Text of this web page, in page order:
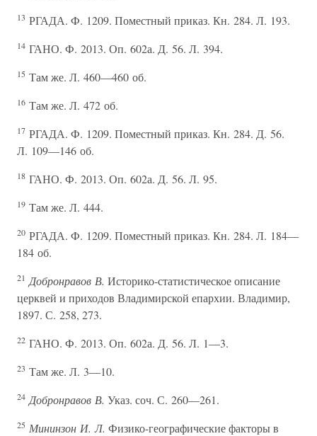
13 РГАДА. Ф. 1209. Поместный приказ. Кн. 284. Л. 193.
14 ГАНО. Ф. 2013. Оп. 602а. Д. 56. Л. 394.
15 Там же. Л. 460—460 об.
16 Там же. Л. 472 об.
17 РГАДА. Ф. 1209. Поместный приказ. Кн. 284. Д. 56.
Л. 109—146 об.
18 ГАНО. Ф. 2013. Оп. 602а. Д. 56. Л. 95.
19 Там же. Л. 444.
20 РГАДА. Ф. 1209. Поместный приказ. Кн. 284. Л. 184—
184 об.
21 Добронравов В. Историко-статистическое описание
церквей и приходов Владимирской епархии. Владимир,
1897. С. 258, 273.
22 ГАНО. Ф. 2013. Оп. 602а. Д. 56. Л. 1—3.
23 Там же. Л. 3—10.
24 Добронравов В. Указ. соч. С. 260—261.
25 Мининзон И. Л. Физико-географические факторы в